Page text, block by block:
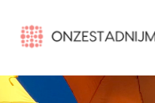
onzestadnijmegen.nl